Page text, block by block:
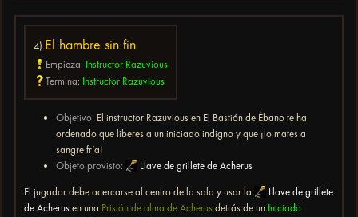
4) El hambre sin fin
Empieza: Instructor Razuvious
Termina: Instructor Razuvious
Objetivo: El instructor Razuvious en El Bastión de Ébano te ha
ordenado que liberes a un iniciado indigno y que ¡lo mates a
sangre fría!
Objeto provisto:
Llave de grillete de Acherus
El jugador debe acercarse al centro de la sala y usar la
Llave de grillete
de Acherus en una Prisión de alma de Acherus detrás de un Iniciado